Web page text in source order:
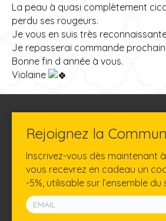
La peau à quasi complètement
perdu ses rougeurs.
Je vous en suis très
Je repasserai commande
Bonne fin d année à vous.
Violaine
Rejoignez la
Inscrivez-vous dès maintenant
vous recevrez en cadeau un
-5%, utilisable sur l’ensemble du